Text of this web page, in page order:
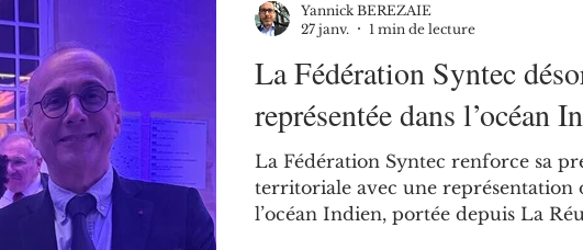
La Fédération Syntec
représentée dans l’océan
La Fédération Syntec renforce sa
territoriale avec une représentation
l’océan Indien, portée depuis La
Yannick BEREZAIE
27 janv.
1 min de lecture